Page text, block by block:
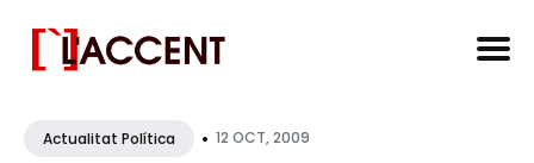
forActualitat Política • 12 OCT, 2009